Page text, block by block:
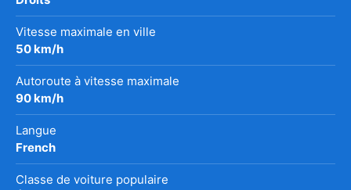
Vitesse maximale en ville
50 km/h
Autoroute à vitesse maximale
90 km/h
Langue
French
Classe de voiture populaire